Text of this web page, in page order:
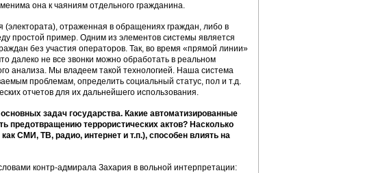
она к чаяниям отдельного гражданина.
(электората), отраженная в обращениях граждан, либо в
простой пример. Одним из элементов системы является
без участия операторов. Так, во время «прямой линии»
далеко не все звонки можно обработать в реальном
анализа. Мы владеем такой технологией. Наша система
проблемам, определить социальный статус, пол и т.д.
отчетов для их дальнейшего использования.
задач государства. Какие автоматизированные
предотвращению террористических актов? Насколько
СМИ, ТВ, радио, интернет и т.п.), способен влиять на
контр-адмирала Захария в вольной интерпретации: